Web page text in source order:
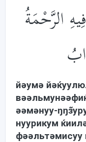
الرَّحْمَةُ
йəумə
əəмəнуу-
нуурикум
фəəльтəмисуу